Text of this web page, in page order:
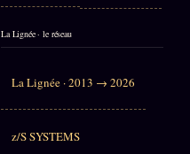
La Lignée · le réseau
La Lignée · 2013 → 2026
z/S SYSTEMS